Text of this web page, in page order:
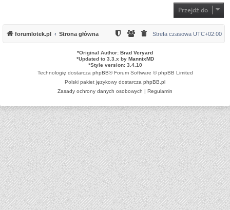
Przejdź do
forumlotek.pl Strona główna Strefa czasowa UTC+02:00
*Original Author: Brad Veryard
*Updated to 3.3.x by MannixMD
*Style version: 3.4.10
Technologię dostarcza phpBB® Forum Software © phpBB Limited
Polski pakiet językowy dostarcza phpBB.pl
Zasady ochrony danych osobowych | Regulamin